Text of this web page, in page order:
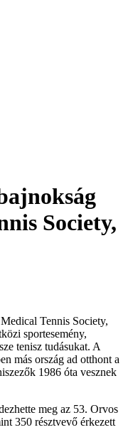
Society,
Tennis Society,
sportesemény,
tenisz tudásukat. A
más ország ad otthont a
1986 óta vesznek
meg az 53. Orvos
350 résztvevő érkezett